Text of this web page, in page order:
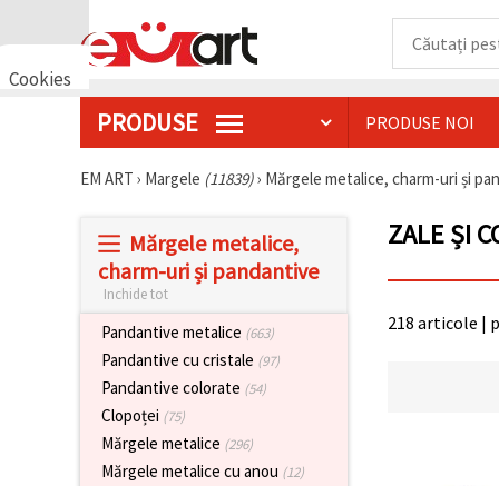
Cookies
PRODUSE PRODUSE NOI
EM ART › Margele (11839)› Mărgele metalice, charm-uri și
Mărgele metalice,
charm-uri și pandantive
Inchide tot
Pandantive metalice (663)
Pandantive cu cristale (97)
Pandantive colorate (54)
Clopoței (75)
Mărgele metalice (296)
Mărgele metalice cu anou (12)
ZALE ȘI
218 articole |